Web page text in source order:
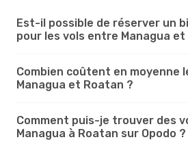
Est-il possible de réserver un
pour les vols entre Managua et
Combien coûtent en moyenne
Managua et Roatan ?
Comment puis-je trouver des
Managua à Roatan sur Opodo ?